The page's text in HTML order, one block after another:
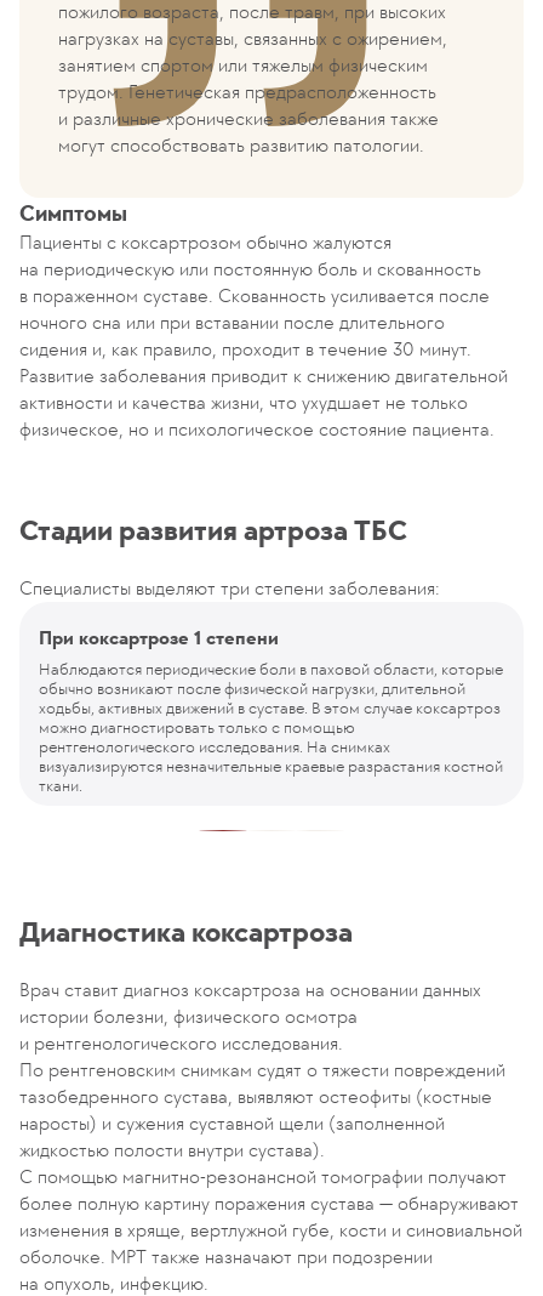
пожилого возраста, после травм, при высоких
нагрузках на суставы, связанных с ожирением,
занятием спортом или тяжелым физическим
трудом. Генетическая предрасположенность
и различные хронические заболевания также
могут способствовать развитию патологии.
Симптомы
Пациенты с коксартрозом обычно жалуются
на периодическую или постоянную боль и скованность
в пораженном суставе. Скованность усиливается после
ночного сна или при вставании после длительного
сидения и, как правило, проходит в течение 30 минут.
Развитие заболевания приводит к снижению двигательной
активности и качества жизни, что ухудшает не только
физическое, но и психологическое состояние пациента.
Стадии развития артроза ТБС
Специалисты выделяют три степени заболевания:
При коксартрозе 1 степени
Наблюдаются периодические боли в паховой области, которые
обычно возникают после физической нагрузки, длительной
ходьбы, активных движений в суставе. В этом случае коксартроз
можно диагностировать только с помощью
рентгенологического исследования. На снимках
визуализируются незначительные краевые разрастания костной
ткани.
Диагностика коксартроза
Врач ставит диагноз коксартроза на основании данных
истории болезни, физического осмотра
и рентгенологического исследования.
По рентгеновским снимкам судят о тяжести повреждений
тазобедренного сустава, выявляют остеофиты (костные
наросты) и сужения суставной щели (заполненной
жидкостью полости внутри сустава).
С помощью магнитно-резонансной томографии получают
более полную картину поражения сустава — обнаруживают
изменения в хряще, вертлужной губе, кости и синовиальной
оболочке. МРТ также назначают при подозрении
на опухоль, инфекцию.